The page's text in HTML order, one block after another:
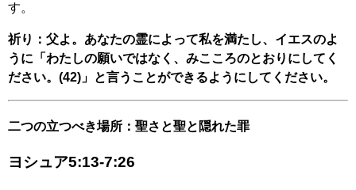
す。
祈り：父よ。あなたの霊によって私を満たし、イエスのよ
うに「わたしの願いではなく、みこころのとおりにしてく
ださい。(42)」と言うことができるようにしてください。
二つの立つべき場所：聖さと聖と隠れた罪
ヨシュア5:13-7:26